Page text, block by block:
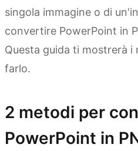
singola immagine o di
convertire PowerPoint in
Questa guida ti mostrerà i
farlo.
2 metodi per
PowerPoint in